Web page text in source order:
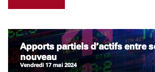
ACTUALITÉS AGRICOLES
ACTUALITÉS ASSOCIATION
Apports partiels d’actifs entre
nouveau
vendredi 17 mai 2024